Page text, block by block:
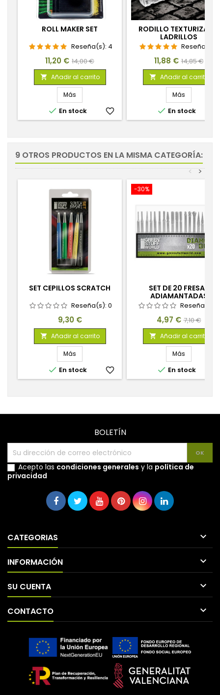
ROLL MAKER SET
Reseña(s): 4
Precio
11,20 € Precio
base
14,00 €
 Añadir al carrito
Más
 En stock favorite_border
RODILLO TEXTURIZADO
LADRILLOS
Reseña(s):
Precio
11,88 € Precio
base
14,85 €
 Añadir al carrito
Más
 En stock
9 OTROS PRODUCTOS EN LA MISMA CATEGORÍA:
>
<
SET CEPILLOS SCRATCH
Reseña(s): 0
Precio
9,30 €
 Añadir al carrito
Más
 En stock favorite_border
-30%
SET DE 20 FRESAS
ADIAMANTADAS
Reseña(s):
Precio
4,97 € Precio
base
7,10 €
 Añadir al carrito
Más
 En stock
BOLETÍN
Acepto las condiciones generales y la política de
privacidad
CATEGORIAS 
INFORMACIÓN 
SU CUENTA 
CONTACTO 